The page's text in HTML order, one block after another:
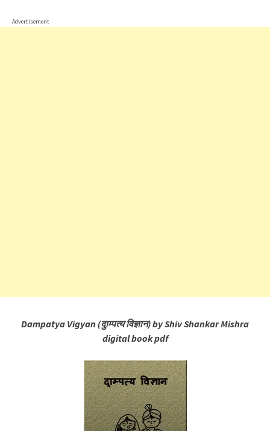
Advertisement
Dampatya Vigyan (दुाम्पत्य विज्ञान) by Shiv Shankar Mishra
digital book pdf